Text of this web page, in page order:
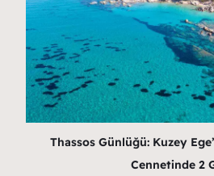
Thassos Günlüğü: Kuzey
Cennetinde 2